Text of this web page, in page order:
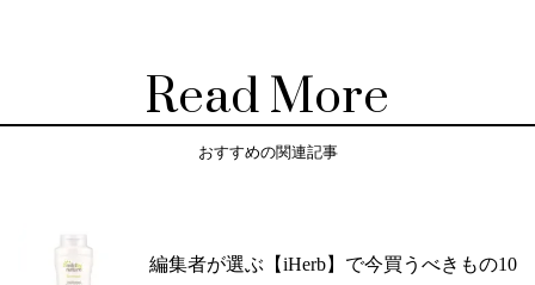
Read More
おすすめの関連記事
編集者が選ぶ【iHerb】で今買うべきもの10